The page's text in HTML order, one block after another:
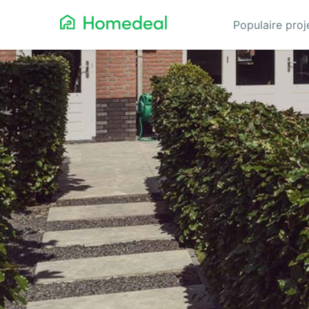
Populaire
Aannemer
Airco
Alarmsystemen
Architect
Asbest
Bestrating